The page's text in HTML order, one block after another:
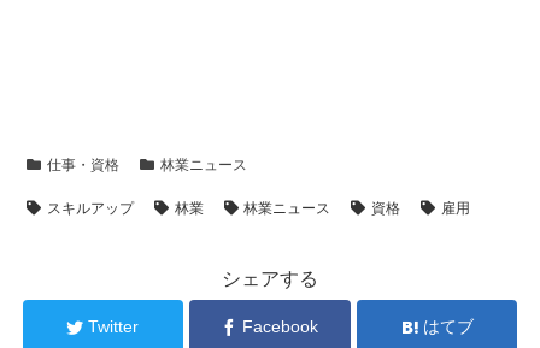
仕事・資格 林業ニュース
スキルアップ 林業 林業ニュース 資格 雇用
シェアする
Twitter Facebook はてブ